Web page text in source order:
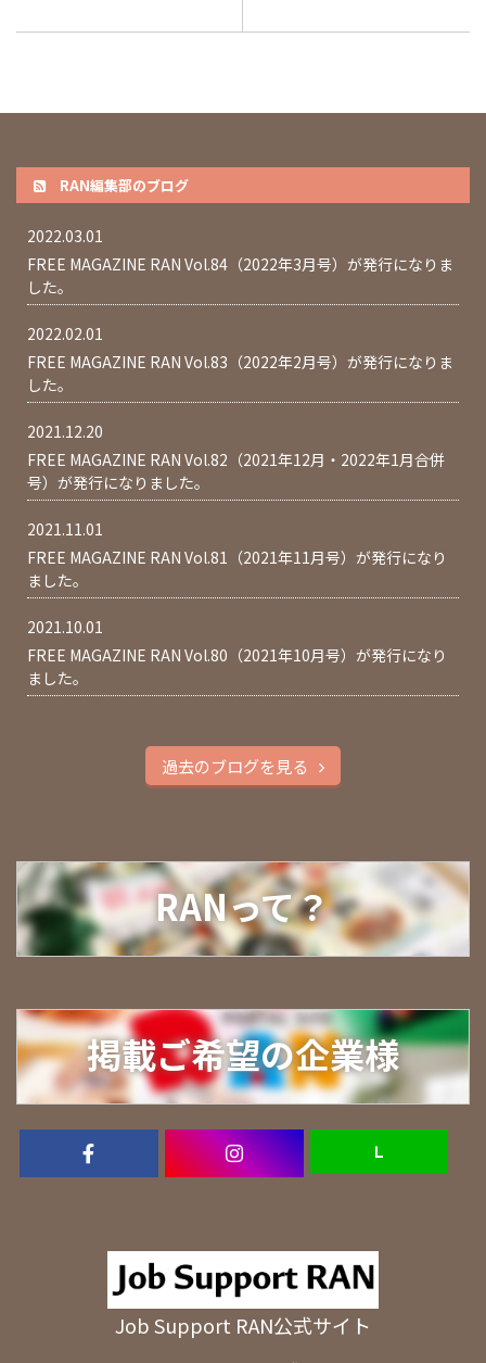
RAN編集部のブログ
2022.03.01
FREE MAGAZINE RAN Vol.84（2022年3月号）が発行になりま
した。
2022.02.01
FREE MAGAZINE RAN Vol.83（2022年2月号）が発行になりま
した。
2021.12.20
FREE MAGAZINE RAN Vol.82（2021年12月・2022年1月合併
号）が発行になりました。
2021.11.01
FREE MAGAZINE RAN Vol.81（2021年11月号）が発行になり
ました。
2021.10.01
FREE MAGAZINE RAN Vol.80（2021年10月号）が発行になり
ました。
過去のブログを見る
RANって？
掲載ご希望の企業様
Ｌ
Job Support RAN公式サイト